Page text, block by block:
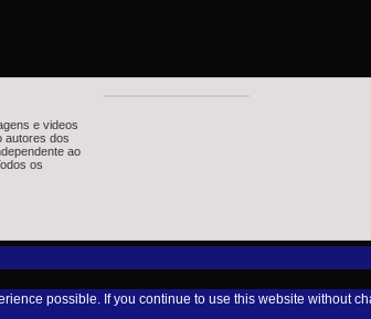
e videos
autores dos
ao
os
possible. If you continue to use this website without